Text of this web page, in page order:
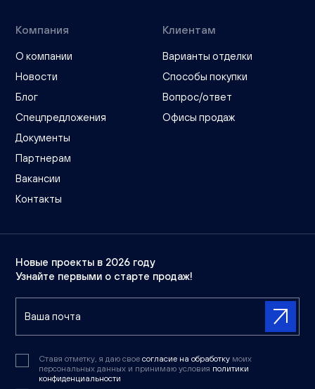
Компания
О компании
Новости
Блог
Спецпредложения
Документы
Партнерам
Вакансии
Контакты
Клиентам
Варианты отделки
Способы покупки
Вопрос/ответ
Офисы продаж
Новые проекты в 2026 году
Узнайте первыми о старте продаж!
Ставя отметку, я даю свое согласие на обработку моих
персональных данных и принимаю условия политики
конфиденциальности